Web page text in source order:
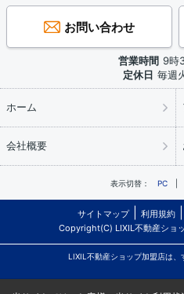
お問い合わせ
営業時間 9時
定休日 毎週
ホーム
会社概要
表示切替： PC
サイトマップ 利用規約
Copyright(C) LIXIL不動産ショ
LIXIL不動産ショップ加盟店は、